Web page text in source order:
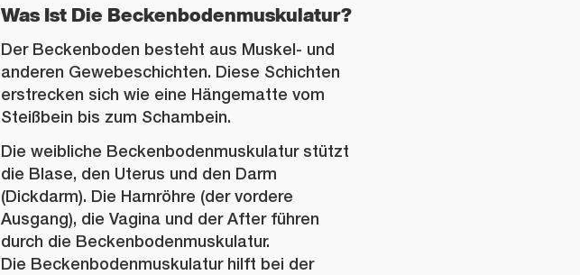
Was Ist Die Beckenbodenmuskulatur?
Der Beckenboden besteht aus Muskel- und
anderen Gewebeschichten. Diese Schichten
erstrecken sich wie eine Hängematte vom
Steißbein bis zum Schambein.
Die weibliche Beckenbodenmuskulatur stützt
die Blase, den Uterus und den Darm
(Dickdarm). Die Harnröhre (der vordere
Ausgang), die Vagina und der After führen
durch die Beckenbodenmuskulatur.
Die Beckenbodenmuskulatur hilft bei der